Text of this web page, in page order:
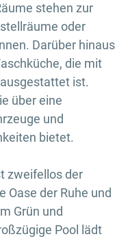
stehen zur
oder
Darüber hinaus
die mit
ist.
über eine
und
bietet.
zweifellos der
Oase der Ruhe und
Grün und
Pool lädt